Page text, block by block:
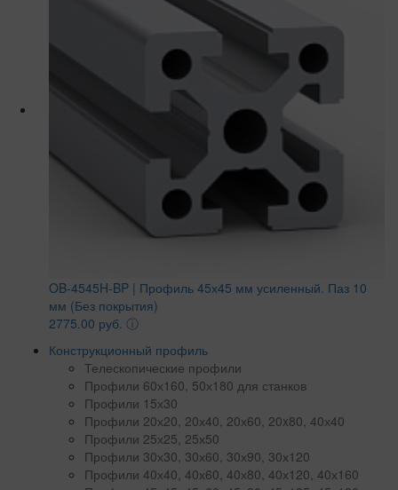
OB-4545H-BP | Профиль 45х45 мм усиленный. Паз 10
мм (Без покрытия)
2775.00 руб. ⓘ
Конструкционный профиль
Телескопические профили
Профили 60х160, 50х180 для станков
Профили 15х30
Профили 20х20, 20х40, 20х60, 20x80, 40х40
Профили 25х25, 25х50
Профили 30х30, 30х60, 30х90, 30х120
Профили 40х40, 40х60, 40х80, 40х120, 40х160